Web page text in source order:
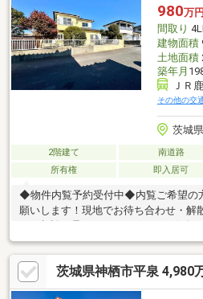
980万円
間取り
建物面積
土地面積
築年月
ＪＲ
その他の交
茨城
2階建て 南道路
所有権
即入居可
◆物件内覧予約受付中◆内覧ご希望の
願いします！現地でお待ち合わせ・解
茨城県神栖市平泉 4,980